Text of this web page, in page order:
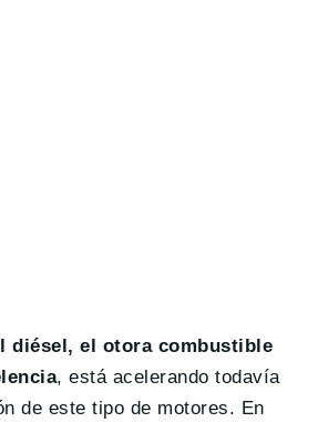
diésel, el otora combustible
, está acelerando todavía
de este tipo de motores. En